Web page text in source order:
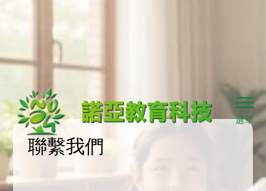
選單
聯繫我們